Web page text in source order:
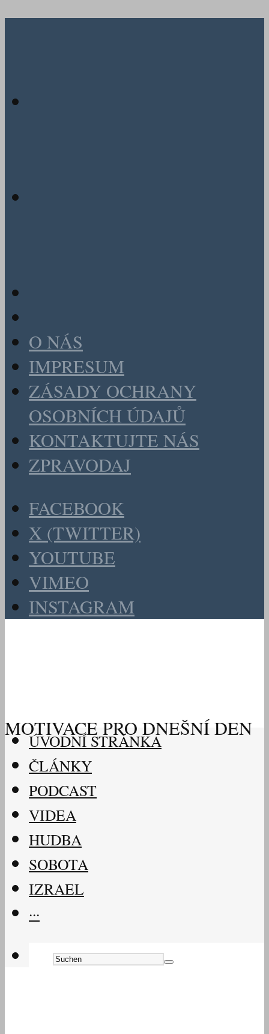
O NÁS
IMPRESUM
ZÁSADY OCHRANY
OSOBNÍCH ÚDAJŮ
KONTAKTUJTE NÁS
ZPRAVODAJ
FACEBOOK
X (TWITTER)
YOUTUBE
VIMEO
INSTAGRAM
MOTIVACE PRO DNEŠNÍ DEN
ÚVODNÍ STRÁNKA
ČLÁNKY
PODCAST
VIDEA
HUDBA
SOBOTA
IZRAEL
···